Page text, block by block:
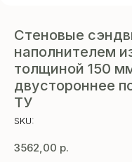
Стеновые
наполнителем
толщиной 150
двустороннее
ТУ
SKU:
3562,00 р.